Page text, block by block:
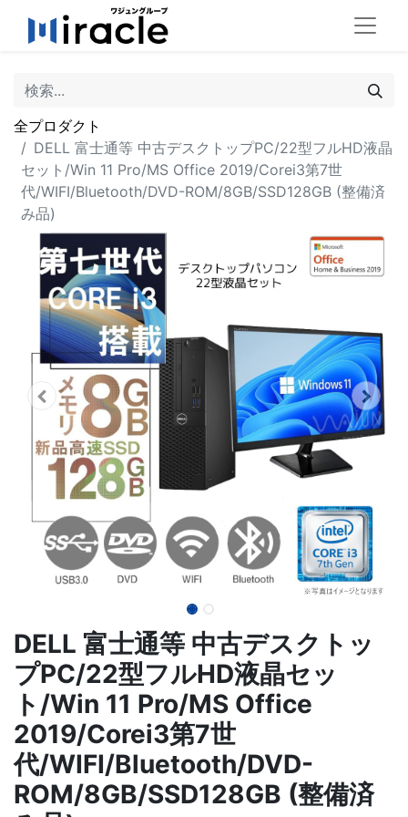
全プロダクト
DELL 富士通等 中古デスクトップPC/22型フルHD液晶
セット/Win 11 Pro/MS Office 2019/Corei3第7世
代/WIFI/Bluetooth/DVD-ROM/8GB/SSD128GB (整備済
み品)
DELL 富士通等 中古デスクトッ
プPC/22型フルHD液晶セッ
ト/Win 11 Pro/MS Office
2019/Corei3第7世
代/WIFI/Bluetooth/DVD-
ROM/8GB/SSD128GB (整備済